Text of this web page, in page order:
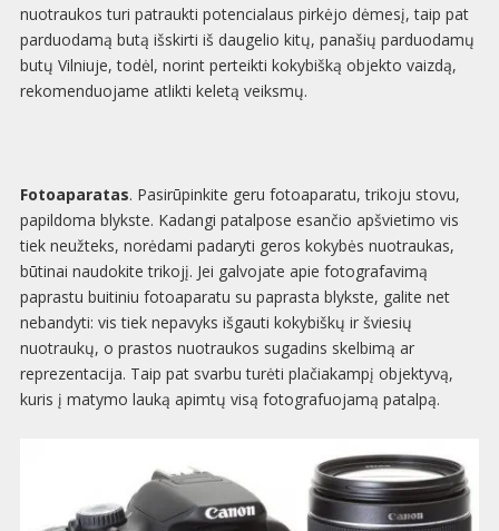
nuotraukos turi patraukti potencialaus pirkėjo dėmesį, taip pat
parduodamą butą išskirti iš daugelio kitų, panašių parduodamų
butų Vilniuje, todėl, norint perteikti kokybišką objekto vaizdą,
rekomenduojame atlikti keletą veiksmų.
Fotoaparatas. Pasirūpinkite geru fotoaparatu, trikoju stovu,
papildoma blykste. Kadangi patalpose esančio apšvietimo vis
tiek neužteks, norėdami padaryti geros kokybės nuotraukas,
būtinai naudokite trikojį. Jei galvojate apie fotografavimą
paprastu buitiniu fotoaparatu su paprasta blykste, galite net
nebandyti: vis tiek nepavyks išgauti kokybiškų ir šviesių
nuotraukų, o prastos nuotraukos sugadins skelbimą ar
reprezentacija. Taip pat svarbu turėti plačiakampį objektyvą,
kuris į matymo lauką apimtų visą fotografuojamą patalpą.